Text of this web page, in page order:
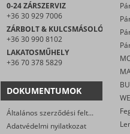
0-24 ZÁRSZERVIZ
+36 30 929 7006
ZÁRBOLT & KULCSMÁSOLÓ
+36 30 990 8102
LAKATOSMŰHELY
+36 70 378 5829
DOKUMENTUMOK
Általános szerződési feltételek
Adatvédelmi nyilatkozat